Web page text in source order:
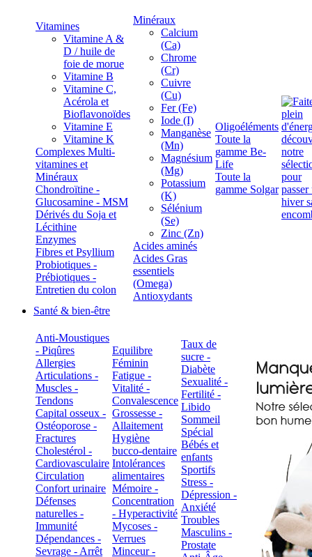
Vitamines
Vitamine A &
D / huile de
foie de morue
Vitamine B
Vitamine C,
Acérola et
Bioflavonoïdes
Vitamine E
Vitamine K
Complexes Multi-
vitamines et
Minéraux
Chondroïtine -
Glucosamine - MSM
Dérivés du Soja et
Lécithine
Enzymes
Fibres et Psyllium
Probiotiques -
Prébiotiques -
Entretien du colon
Minéraux
Calcium
(Ca)
Chrome
(Cr)
Cuivre
(Cu)
Fer (Fe)
Iode (I)
Manganèse
(Mn)
Magnésium
(Mg)
Potassium
(K)
Sélénium
(Se)
Zinc (Zn)
Acides aminés
Acides Gras
essentiels
(Omega)
Antioxydants
Oligoéléments
Toute la
gamme Be-
Life
Toute la
gamme Solgar
Santé & bien-être
Anti-Moustiques
- Piqûres
Allergies
Articulations -
Muscles -
Tendons
Capital osseux -
Ostéoporose -
Fractures
Cholestérol -
Cardiovasculaire
Circulation
Confort urinaire
Défenses
naturelles -
Immunité
Dépendances -
Sevrage - Arrêt
Equilibre
Féminin
Fatigue -
Vitalité -
Convalescence
Grossesse -
Allaitement
Hygiène
bucco-dentaire
Intolérances
alimentaires
Mémoire -
Concentration
- Hyperactivité
Mycoses -
Verrues
Minceur -
Taux de
sucre -
Diabète
Sexualité -
Fertilité -
Libido
Sommeil
Spécial
Bébés et
enfants
Sportifs
Stress -
Dépression -
Anxiété
Troubles
Masculins -
Prostate